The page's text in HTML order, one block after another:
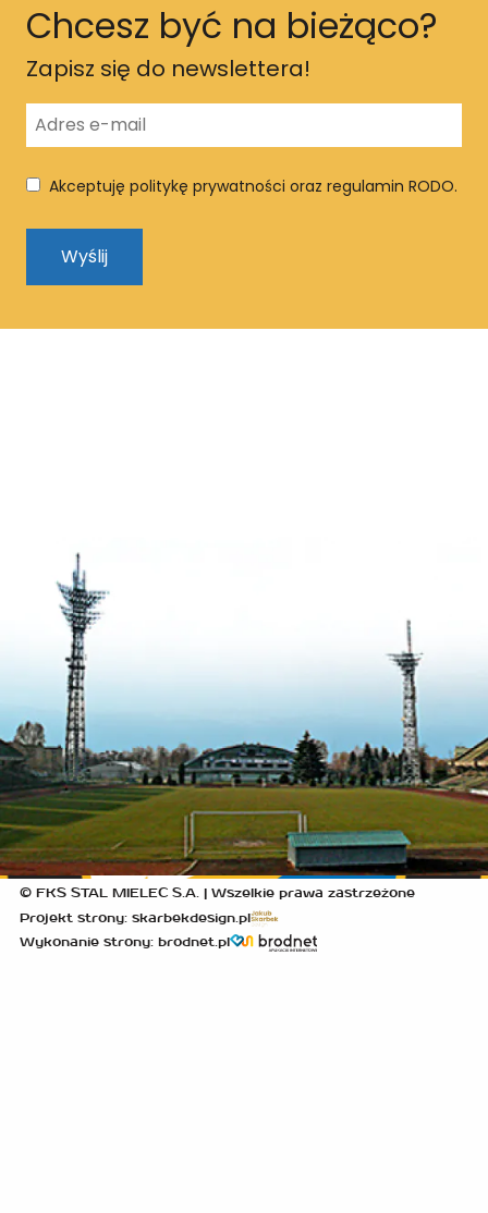
Chcesz być na bieżąco?
Zapisz się do newslettera!
Akceptuję politykę prywatności oraz regulamin RODO.
© FKS STAL MIELEC S.A. | Wszelkie prawa zastrzeżone
Projekt strony: skarbekdesign.pl
Wykonanie strony: brodnet.pl